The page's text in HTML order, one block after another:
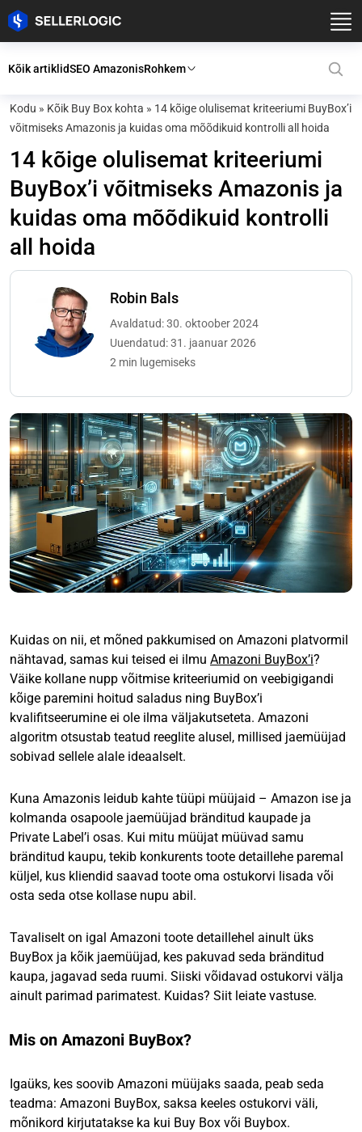
Kõik artiklidSEO AmazonisRohkem
Kodu » Kõik Buy Box kohta » 14 kõige olulisemat kriteeriumi BuyBox’i
võitmiseks Amazonis ja kuidas oma mõõdikuid kontrolli all hoida
14 kõige olulisemat kriteeriumi
BuyBox’i võitmiseks Amazonis ja
kuidas oma mõõdikuid kontrolli
all hoida
Robin Bals
Avaldatud: 30. oktoober 2024
Uuendatud: 31. jaanuar 2026
2 min lugemiseks
Kuidas on nii, et mõned pakkumised on Amazoni platvormil
nähtavad, samas kui teised ei ilmu Amazoni BuyBox’i?
Väike kollane nupp võitmise kriteeriumid on veebigigandi
kõige paremini hoitud saladus ning BuyBox’i
kvalifitseerumine ei ole ilma väljakutseteta. Amazoni
algoritm otsustab teatud reeglite alusel, millised jaemüüjad
sobivad sellele alale ideaalselt.
Kuna Amazonis leidub kahte tüüpi müüjaid – Amazon ise ja
kolmanda osapoole jaemüüjad bränditud kaupade ja
Private Label’i osas. Kui mitu müüjat müüvad samu
bränditud kaupu, tekib konkurents toote detaillehe paremal
küljel, kus kliendid saavad toote oma ostukorvi lisada või
osta seda otse kollase nupu abil.
Tavaliselt on igal Amazoni toote detaillehel ainult üks
BuyBox ja kõik jaemüüjad, kes pakuvad seda bränditud
kaupa, jagavad seda ruumi. Siiski võidavad ostukorvi välja
ainult parimad parimatest. Kuidas? Siit leiate vastuse.
Mis on Amazoni BuyBox?
Igaüks, kes soovib Amazoni müüjaks saada, peab seda
teadma: Amazoni BuyBox, saksa keeles ostukorvi väli,
mõnikord kirjutatakse ka kui Buy Box või Buybox.